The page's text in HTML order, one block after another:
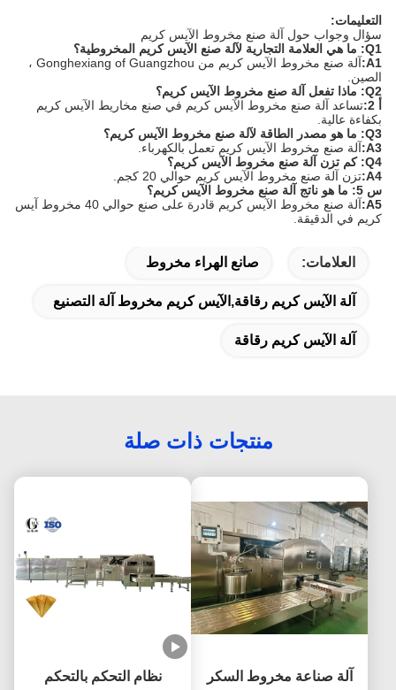
التعليمات:
سؤال وجواب حول آلة صنع مخروط الآيس كريم
Q1: ما هي العلامة التجارية لآلة صنع الآيس كريم المخروطية؟
A1:
آلة صنع مخروط الآيس كريم من Gonghexiang of Guangzhou ،
الصين.
Q2: ماذا تفعل آلة صنع مخروط الآيس كريم؟
تساعد آلة صنع مخروط الآيس كريم في صنع مخاريط الآيس كريم
بكفاءة عالية.
Q3: ما هو مصدر الطاقة لآلة صنع مخروط الآيس كريم؟
A3: آلة صنع مخروط الآيس كريم تعمل بالكهرباء.
Q4: كم تزن آلة صنع مخروط الآيس كريم؟
A4: تزن آلة صنع مخروط الآيس كريم حوالي 20 كجم.
س 5: ما هو ناتج آلة صنع مخروط الآيس كريم؟
A5:
آلة صنع مخروط الآيس كريم قادرة على صنع حوالي 40 مخروط آيس
كريم في الدقيقة.
العلامات: صانع الهراء مخروط
آلة الآيس كريم رقاقة,الآيس كريم مخروط آلة التصنيع
آلة الآيس كريم رقاقة
منتجات ذات صلة
آلة صناعة مخروط السكر
نظام التحكم بالتحكم